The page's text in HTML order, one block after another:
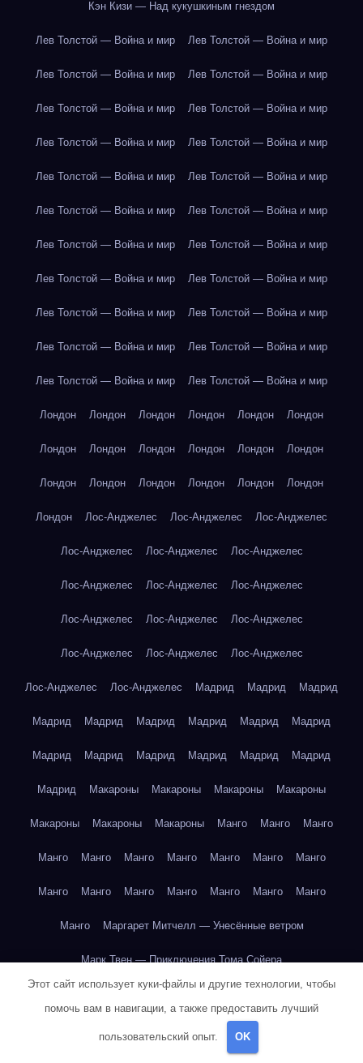
Кэн Кизи — Над кукушкиным гнездом
Лев Толстой — Война и мир Лев Толстой — Война и мир
Лев Толстой — Война и мир Лев Толстой — Война и мир
Лев Толстой — Война и мир Лев Толстой — Война и мир
Лев Толстой — Война и мир Лев Толстой — Война и мир
Лев Толстой — Война и мир Лев Толстой — Война и мир
Лев Толстой — Война и мир Лев Толстой — Война и мир
Лев Толстой — Война и мир Лев Толстой — Война и мир
Лев Толстой — Война и мир Лев Толстой — Война и мир
Лев Толстой — Война и мир Лев Толстой — Война и мир
Лев Толстой — Война и мир Лев Толстой — Война и мир
Лев Толстой — Война и мир Лев Толстой — Война и мир
Лондон Лондон Лондон Лондон Лондон Лондон
Лондон Лондон Лондон Лондон Лондон Лондон
Лондон Лондон Лондон Лондон Лондон Лондон
Лондон Лос-Анджелес Лос-Анджелес Лос-Анджелес
Лос-Анджелес Лос-Анджелес Лос-Анджелес
Лос-Анджелес Лос-Анджелес Лос-Анджелес
Лос-Анджелес Лос-Анджелес Лос-Анджелес
Лос-Анджелес Лос-Анджелес Лос-Анджелес
Лос-Анджелес Лос-Анджелес Мадрид Мадрид Мадрид
Мадрид Мадрид Мадрид Мадрид Мадрид Мадрид
Мадрид Мадрид Мадрид Мадрид Мадрид Мадрид
Мадрид Макароны Макароны Макароны Макароны
Макароны Макароны Макароны Манго Манго Манго
Манго Манго Манго Манго Манго Манго Манго
Манго Манго Манго Манго Манго Манго Манго
Манго Маргарет Митчелл — Унесённые ветром
Марк Твен — Приключения Тома Сойера
Марк Твен — Приключения Тома Сойера
Этот сайт использует куки-файлы и другие технологии, чтобы
помочь вам в навигации, а также предоставить лучший
пользовательский опыт. OK